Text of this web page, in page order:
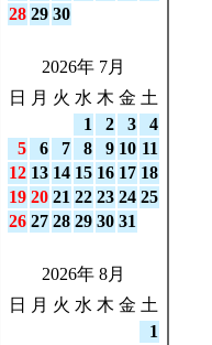
28 29 30
2026年 7月
日
月 火 水 木 金 土
1
2 3
4
5
6 7 8 9 10 11
12 13 14 15 16 17 18
19 20 21 22 23 24 25
26 27 28 29 30 31
2026年 8月
日
月 火 水 木 金 土
1